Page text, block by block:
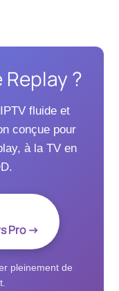
?
fluide et
conçue pour
à la TV en
Pro →
pleinement de